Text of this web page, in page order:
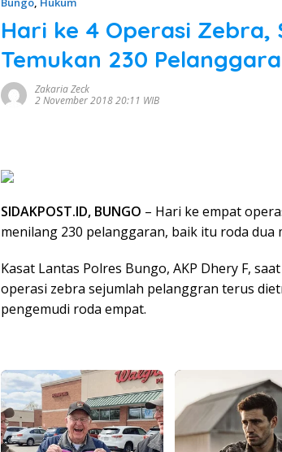
Hari ke 4 Operasi Zebra,
Temukan 230
Zakaria Zeck
2 November 2018 20:11 WIB
SIDAKPOST.ID, BUNGO – Hari ke empat
menilang 230 pelanggaran, baik itu roda dua
Kasat Lantas Polres Bungo, AKP Dhery F,
operasi zebra sejumlah pelanggran terus
pengemudi roda empat.